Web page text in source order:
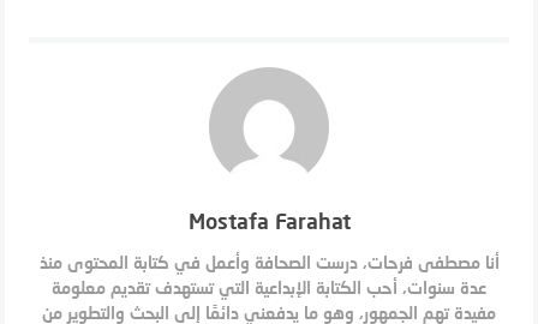
Mostafa Farahat
أنا مصطفى فرحات، درست الصحافة وأعمل في كتابة المحتوى منذ
عدة سنوات، أحب الكتابة الإبداعية التي تستهدف تقديم معلومة
مفيدة تهم الجمهور، وهو ما يدفعني دائمًا إلى البحث والتطوير من